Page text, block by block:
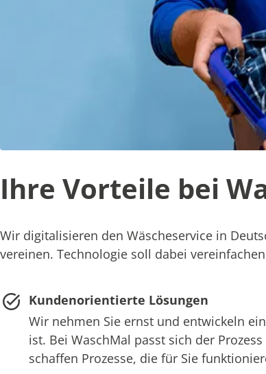
Ihre Vorteile bei
Wir digitalisieren den Wäscheservice in
vereinen. Technologie soll dabei
Kundenorientierte Lösungen
Wir nehmen Sie ernst und entwickeln
ist. Bei WaschMal passt sich der
schaffen Prozesse, die für Sie